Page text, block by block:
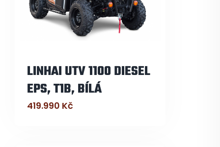
LINHAI UTV 1100 DIESEL
EPS, T1B, BÍLÁ
419.990 Kč